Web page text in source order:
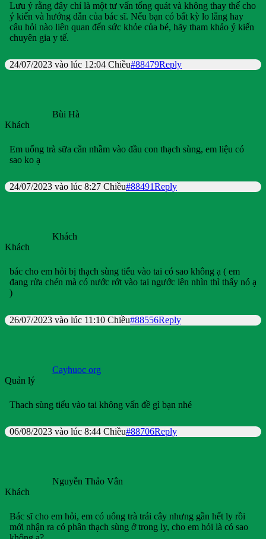
Lưu ý rằng đây chỉ là một tư vấn tổng quát và không thay thế cho
ý kiến và hướng dẫn của bác sĩ. Nếu bạn có bất kỳ lo lắng hay
câu hỏi nào liên quan đến sức khỏe của bé, hãy tham khảo ý kiến
chuyên gia y tế.
24/07/2023 vào lúc 12:04 Chiều#88479Reply
Bùi Hà
Khách
Em uống trà sữa cắn nhầm vào đầu con thạch sùng, em liệu có
sao ko ạ
24/07/2023 vào lúc 8:27 Chiều#88491Reply
Khách
Khách
bác cho em hỏi bị thạch sùng tiểu vào tai có sao không ạ ( em
đang rửa chén mà có nước rớt vào tai ngước lên nhìn thì thấy nó ạ
)
26/07/2023 vào lúc 11:10 Chiều#88556Reply
Cayhuoc org
Quản lý
Thach sùng tiểu vào tai không vấn đề gì bạn nhé
06/08/2023 vào lúc 8:44 Chiều#88706Reply
Nguyễn Thảo Vân
Khách
Bác sĩ cho em hỏi, em có uống trà trái cây nhưng gần hết ly rồi
mới nhận ra có phân thạch sùng ở trong ly, cho em hỏi là có sao